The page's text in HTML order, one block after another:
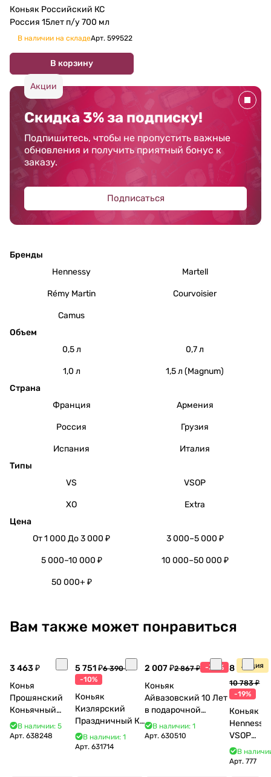
Коньяк Российский КС
Россия 15лет п/у 700 мл
В наличии на складеАрт. 599522
В корзину
Акции
Скидка 3% за подписку!
Подпишитесь, чтобы не пропустить важные
обновления и получить приятный бонус к
заказу.
Подписаться
Бренды
Hennessy
Martell
Rémy Martin Courvoisier
Camus
Объем
0,5 л
0,7 л
1,0 л
1,5 л (Magnum)
Страна
Франция
Армения
Россия Грузия
Испания
Италия
Типы
VS
VSOP
XO
Extra
Цена
От 1 000 До 3 000 ₽
3 000–5 000 ₽
5 000–10 000 ₽ 10 000–50 000 ₽
50 000+ ₽
Вам также может понравиться
3 463 ₽
Конья
Прошянский
Коньячный
Завод Елочка 7
лет п/у 750 мл
В наличии: 5
Арт. 638248
5 751 ₽6 390 ₽
-10%
Коньяк
Кизлярский
Праздничный КС
17 лет с мюзле в
тубе 500 мл
В наличии: 1
Арт. 631714
2 007 ₽2 867 ₽ -30%
Коньяк
Айвазовский 10 Лет
в подарочной
упаковке (новый
В наличии: 1
Арт.630510
Акция
8 770 ₽
10 783 ₽
-19%
Коньяк
Hennessy
VSOP
700 мл
В
Арт.777